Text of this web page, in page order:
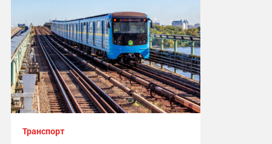
Транспорт